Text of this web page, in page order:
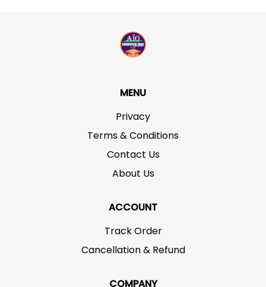
MENU
Privacy
Terms & Conditions
Contact Us
About Us
ACCOUNT
Track Order
Cancellation & Refund
COMPANY